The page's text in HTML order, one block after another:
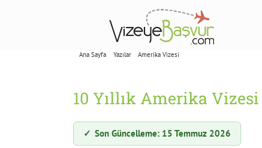
10 Yıllık Amerika Vizesi
Ana Sayfa Yazılar Amerika Vizesi
✓ Son Güncelleme: 15 Temmuz 2026